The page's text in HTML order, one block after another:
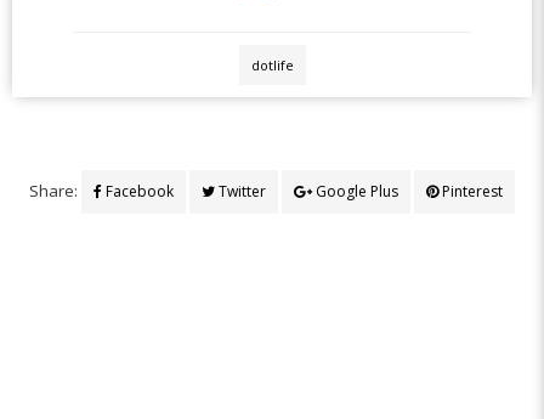
dotlife
Share: Facebook Twitter Google Plus Pinterest